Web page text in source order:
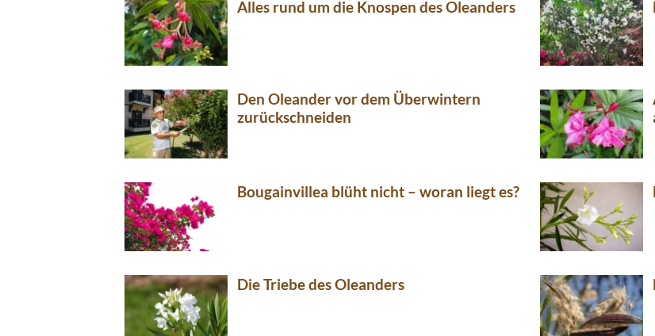
Alles rund um die Knospen des Oleanders
Den Oleander vor dem Überwintern
zurückschneiden
Bougainvillea blüht nicht – woran liegt es?
Die Triebe des Oleanders